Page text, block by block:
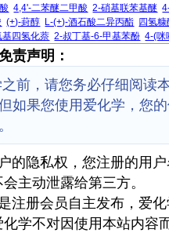
4,4'-二苯醚二甲酸 2-硝基联苯基醚
(+)-葑醇 L-(+)-酒石酸二异丙酯 四氢
基四氢化萘 2-叔丁基-6-甲基苯酚 4-(咪
责声明：
前，请您务必仔细阅读
如果您使用爱化学，您
的隐私权，您注册的用
主动泄露给第三方。
注册会员自主发布，爱
学不对因使用本站内容